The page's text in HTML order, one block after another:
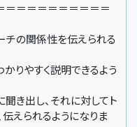
＝＝＝＝＝＝＝＝＝
の関係性を伝えられる
りやすく説明できるよう
出し、それに対してト
えられるようになりま